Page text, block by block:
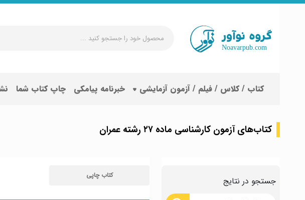
جستجو
کنید
کتاب / کلاس / فیلم / آزمون آزمایشی خبرنامه پیامکی چاپ کتاب شما
کتاب‌های آزمون کارشناسی ماده ۲۷ رشته عمران
جستجو در نتایج کتاب چاپی